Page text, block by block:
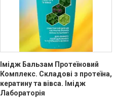
Імідж Бальзам Протеїновий
Комплекс. Складові з протеїна,
кератину та вівса. Імідж
Лабораторія